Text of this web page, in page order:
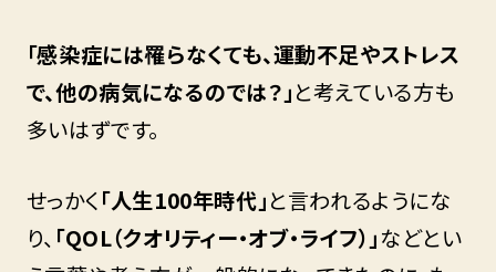
「感染症には罹らなくても、運動不足やストレス
で、他の病気になるのでは？」と考えている方も
多いはずです。
せっかく「人生100年時代」と言われるようにな
り、 「QOL（クオリティー・オブ・ライフ）」などとい